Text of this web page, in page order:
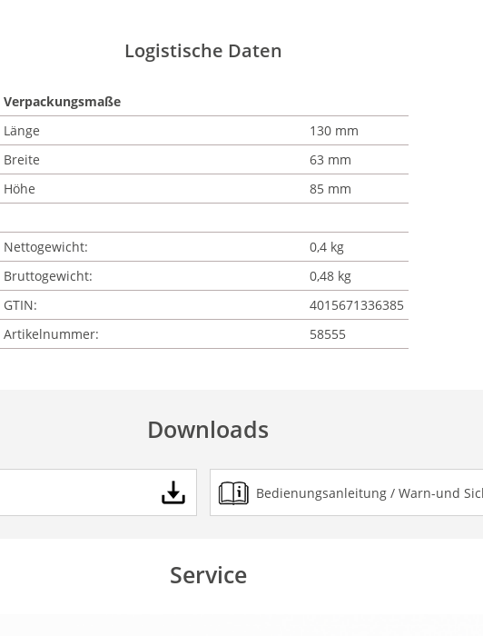
Logistische Daten
Verpackungsmaße
Länge
130 mm
Breite
63 mm
Höhe
85 mm
Nettogewicht:
0,4 kg
Bruttogewicht:
0,48 kg
GTIN:
4015671336385
Artikelnummer:
58555
Downloads
Bedienungsanleitung / Warn-und
Service